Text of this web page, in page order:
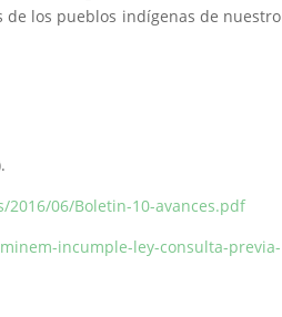
de los pueblos indígenas de nuestro
06/Boletin-10-avances.pdf
incumple-ley-consulta-previa-